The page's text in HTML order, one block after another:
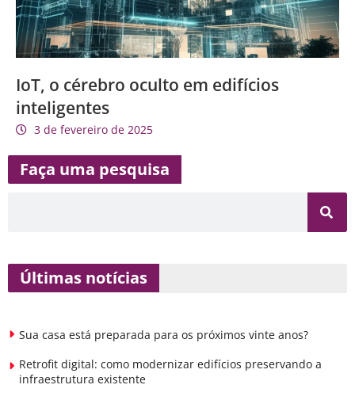
IoT, o cérebro oculto em edifícios
inteligentes
3 de fevereiro de 2025
Faça uma pesquisa
Últimas notícias
Sua casa está preparada para os próximos vinte anos?
Retrofit digital: como modernizar edifícios preservando a
infraestrutura existente